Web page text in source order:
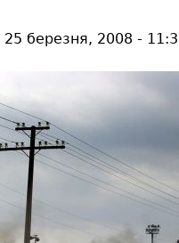
25 березня, 2008 -